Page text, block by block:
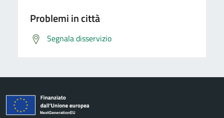
Problemi in città
Segnala disservizio